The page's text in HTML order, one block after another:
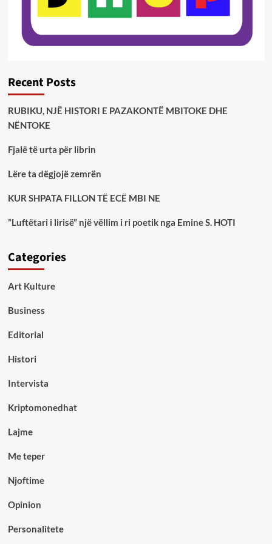
Recent Posts
RUBIKU, NJË HISTORI E PAZAKONTË MBITOKE DHE
NËNTOKE
Fjalë të urta për librin
Lëre ta dëgjojë zemrën
KUR SHPATA FILLON TË ECË MBI NE
”Luftëtari i lirisë” një vëllim i ri poetik nga Emine S. HOTI
Categories
Art Kulture
Business
Editorial
Histori
Intervista
Kriptomonedhat
Lajme
Me teper
Njoftime
Opinion
Personalitete